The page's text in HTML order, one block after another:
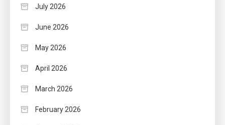
July 2026
June 2026
May 2026
April 2026
March 2026
February 2026